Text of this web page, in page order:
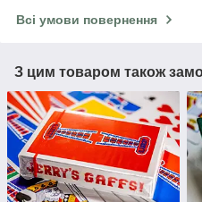
Всі умови повернення
З цим товаром також